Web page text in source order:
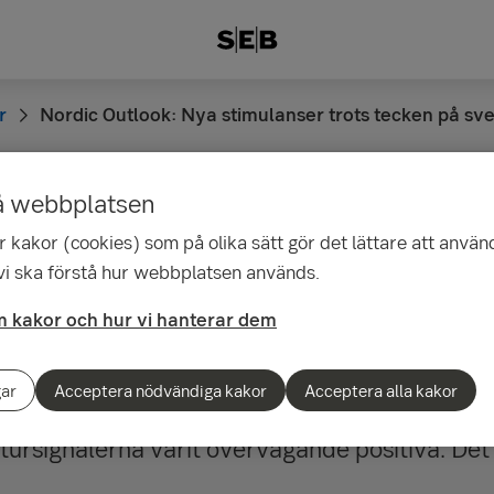
Nordic Outlook: Nya stimulanser trots tecken på
Nya
svensk växtvärk
har va­rit flera under första halvåret 2016
varit övervägande positiva. Det
webbplatsen
kakor (cookies) som på olika sätt gör det lättare att
ska förstå hur webbplatsen används.
kakor och hur vi hanterar dem
Acceptera nödvändiga kakor Acceptera alla kakor